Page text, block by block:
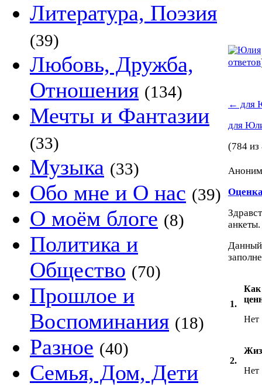
Литература, Поэзия
(39)
Любовь, Дружба,
Отношения (134)
Мечты и Фантазии
(33)
Музыка (33)
Обо мне и О нас (39)
О моём блоге (8)
Политика и
Общество (70)
Прошлое и
Воспоминания (18)
Разное (40)
Семья, Дом, Дети
ответов
← для
для
(784 из
анкеты.
Данный
1.
Как
Нет
2.
Нет